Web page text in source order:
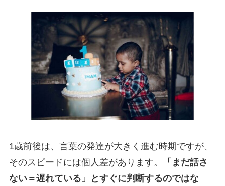
1歳前後は、言葉の発達が大きく進む時期ですが、
そのスピードには個人差があります。
「まだ話さ
ない＝遅れている」とすぐに判断するのではな